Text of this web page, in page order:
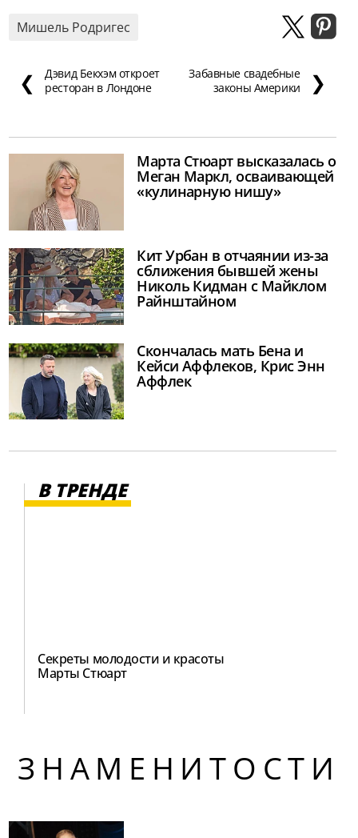
Мишель Родригес
❮
Дэвид Бекхэм откроет
ресторан в Лондоне
Забавные свадебные
законы Америки
❯
Марта Стюарт высказалась о
Меган Маркл, осваивающей
«кулинарную нишу»
Кит Урбан в отчаянии из-за
сближения бывшей жены
Николь Кидман с Майклом
Райнштайном
Скончалась мать Бена и
Кейси Аффлеков, Крис Энн
Аффлек
В ТРЕНДЕ
Секреты молодости и красоты
Марты Стюарт
ЗНАМЕНИТОСТИ